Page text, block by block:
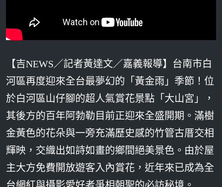
【吉NEWS／記者黃達文／嘉義報導】台南市白
河區再度迎來全台最夢幻的「黃金雨」季節！位
於白河區山仔腳的超人氣賞花景點「大山宮」，
其後方的百年阿勃勒目前正迎來全盛開期。滿樹
金黃色的花朵與一旁充滿歷史感的竹管古厝交相
輝映，交織出如詩如畫的鄉間絕美景色。由於屋
主大方免費開放遊客入內賞花，近年來已成為全
台網紅與攝影愛好者爭相朝聖的必訪秘境。